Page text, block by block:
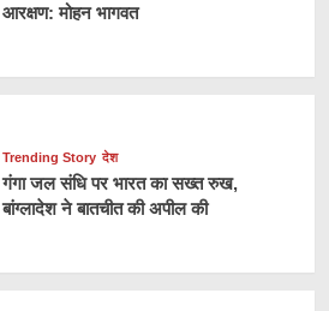
आरक्षण: मोहन भागवत
Trending Story देश
गंगा जल संधि पर भारत का सख्त रुख,
बांग्लादेश ने बातचीत की अपील की